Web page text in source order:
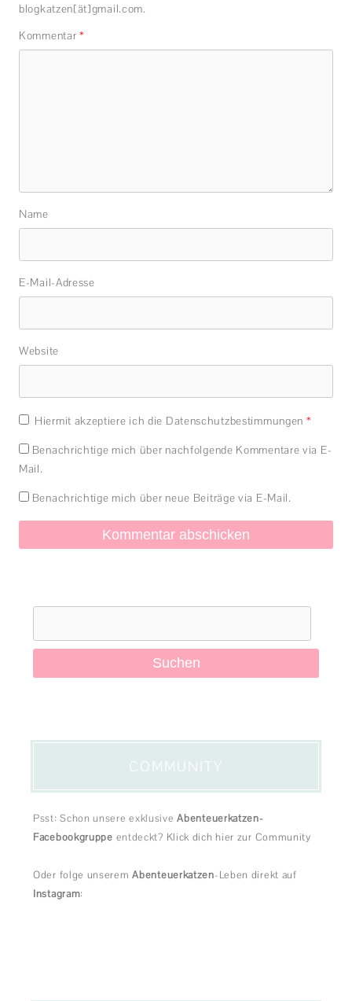
blogkatzen[ät]gmail.com.
Kommentar *
Name
E-Mail-Adresse
Website
Hiermit akzeptiere ich die Datenschutzbestimmungen *
Benachrichtige mich über nachfolgende Kommentare via E-
Mail.
Benachrichtige mich über neue Beiträge via E-Mail.
Suchen
COMMUNITY
Psst: Schon unsere exklusiveAbenteuerkatzen-
Facebookgruppe entdeckt? Klick dich hier zur Community
Oder folge unseremAbenteuerkatzen-Leben direkt auf
Instagram: